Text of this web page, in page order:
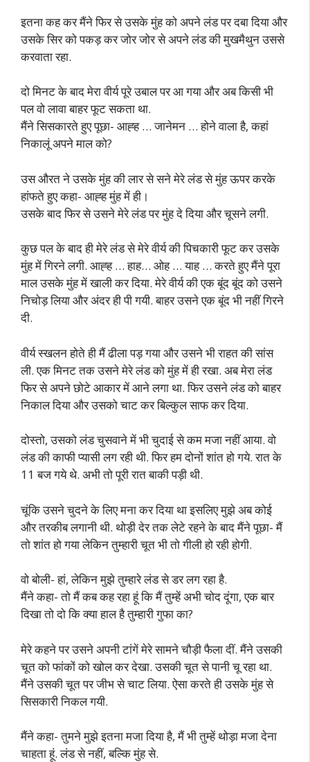
इतना कह कर मैंने फिर से उसके मुंह को अपने लंड पर दबा दिया और
उसके सिर को पकड़ कर जोर जोर से अपने लंड की मुखमैथुन उससे
करवाता रहा.
दो मिनट के बाद मेरा वीर्य पूरे उबाल पर आ गया और अब किसी भी
पल वो लावा बाहर फूट सकता था.
मैंने सिसकारते हुए पूछा- आह्ह … जानेमन … होने वाला है, कहां
निकालूं अपने माल को?
उस औरत ने उसके मुंह की लार से सने मेरे लंड से मुंह ऊपर करके
हांफते हुए कहा- आह्ह मुंह में ही।
उसके बाद फिर से उसने मेरे लंड पर मुंह दे दिया और चूसने लगी.
कुछ पल के बाद ही मेरे लंड से मेरे वीर्य की पिचकारी फूट कर उसके
मुंह में गिरने लगी. आह्ह … हाह… ओह … याह … करते हुए मैंने पूरा
माल उसके मुंह में खाली कर दिया. मेरे वीर्य की एक बूंद बूंद को उसने
निचोड़ लिया और अंदर ही पी गयी. बाहर उसने एक बूंद भी नहीं गिरने
दी.
वीर्य स्खलन होते ही मैं ढीला पड़ गया और उसने भी राहत की सांस
ली. एक मिनट तक उसने मेरे लंड को मुंह में ही रखा. अब मेरा लंड
फिर से अपने छोटे आकार में आने लगा था. फिर उसने लंड को बाहर
निकाल दिया और उसको चाट कर बिल्कुल साफ कर दिया.
दोस्तो, उसको लंड चुसवाने में भी चुदाई से कम मजा नहीं आया. वो
लंड की काफी प्यासी लग रही थी. फिर हम दोनों शांत हो गये. रात के
11 बज गये थे. अभी तो पूरी रात बाकी पड़ी थी.
चूंकि उसने चुदने के लिए मना कर दिया था इसलिए मुझे अब कोई
और तरकीब लगानी थी. थोड़ी देर तक लेटे रहने के बाद मैंने पूछा- मैं
तो शांत हो गया लेकिन तुम्हारी चूत भी तो गीली हो रही होगी.
वो बोली- हां, लेकिन मुझे तुम्हारे लंड से डर लग रहा है.
मैंने कहा- तो मैं कब कह रहा हूं कि मैं तुम्हें अभी चोद दूंगा, एक बार
दिखा तो दो कि क्या हाल है तुम्हारी गुफा का?
मेरे कहने पर उसने अपनी टांगें मेरे सामने चौड़ी फैला दीं. मैंने उसकी
चूत को फांकों को खोल कर देखा. उसकी चूत से पानी चू रहा था.
मैंने उसकी चूत पर जीभ से चाट लिया. ऐसा करते ही उसके मुंह से
सिसकारी निकल गयी.
मैंने कहा- तुमने मुझे इतना मजा दिया है, मैं भी तुम्हें थोड़ा मजा देना
चाहता हूं. लंड से नहीं, बल्कि मुंह से.